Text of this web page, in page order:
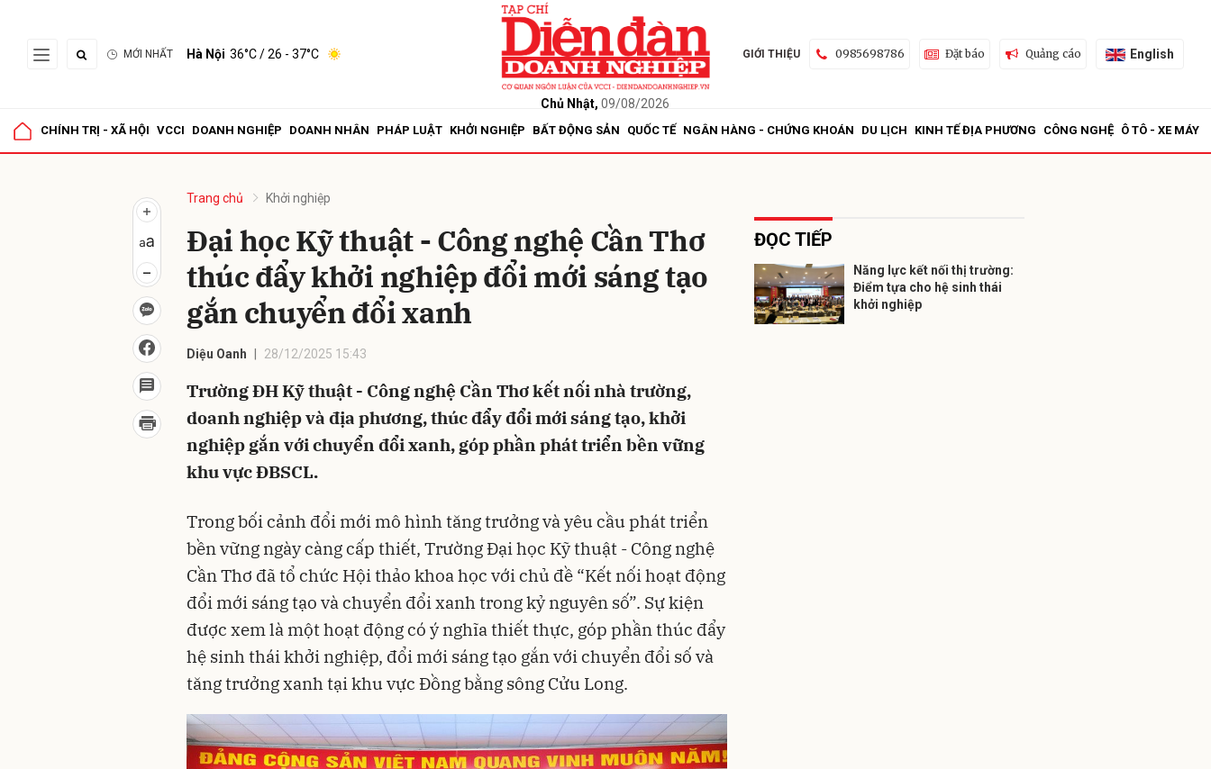
MỚI NHẤT Hà Nội 36°C/ 26 - 37°C
Chủ Nhật, 09/08/2026
GIỚI THIỆU 0985698786 Đặt báo Quảng cáo English
CHÍNH TRỊ - XÃ HỘI VCCI DOANH NGHIỆP DOANH NHÂN PHÁP LUẬT KHỞI NGHIỆP BẤT ĐỘNG SẢN QUỐC TẾ NGÂN HÀNG - CHỨNG KHOÁN DU LỊCH KINH TẾ ĐỊA PHƯƠNG CÔNG NGHỆ Ô TÔ - XE MÁY
Trang chủ Khởi nghiệp
Đại học Kỹ thuật - Công nghệ Cần Thơ
thúc đẩy khởi nghiệp đổi mới sáng tạo
gắn chuyển đổi xanh
Diệu Oanh 28/12/2025 15:43
Trường ĐH Kỹ thuật - Công nghệ Cần Thơ kết nối nhà trường,
doanh nghiệp và địa phương, thúc đẩy đổi mới sáng tạo, khởi
nghiệp gắn với chuyển đổi xanh, góp phần phát triển bền vững
khu vực ĐBSCL.
Trong bối cảnh đổi mới mô hình tăng trưởng và yêu cầu phát triển
bền vững ngày càng cấp thiết, Trường Đại học Kỹ thuật - Công nghệ
Cần Thơ đã tổ chức Hội thảo khoa học với chủ đề “Kết nối hoạt động
đổi mới sáng tạo và chuyển đổi xanh trong kỷ nguyên số”. Sự kiện
được xem là một hoạt động có ý nghĩa thiết thực, góp phần thúc đẩy
hệ sinh thái khởi nghiệp, đổi mới sáng tạo gắn với chuyển đổi số và
tăng trưởng xanh tại khu vực Đồng bằng sông Cửu Long.
ĐỌC TIẾP
Năng lực kết nối thị trường:
Điểm tựa cho hệ sinh thái
khởi nghiệp
Gửi